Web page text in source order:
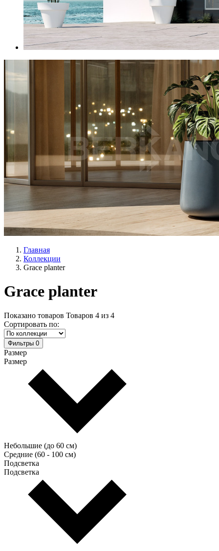
Главная
Коллекции
Grace planter
Grace planter
Показано товаров Товаров 4 из 4
Сортировать по:
Фильтры 0
Размер
Размер
Небольшие (до 60 см)
Средние (60 - 100 см)
Подсветка
Подсветка